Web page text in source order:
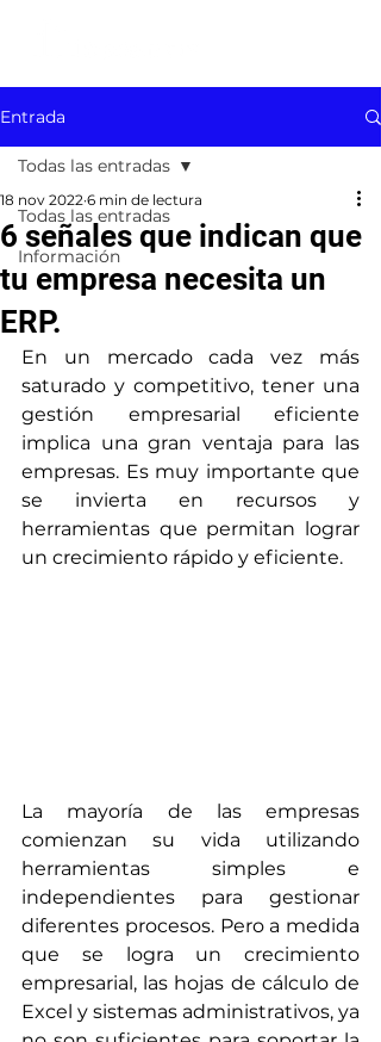
Entrada
Todas las entradas
Información
Todas las entradas
6 señales que indican que
tu empresa necesita un
ERP.
18 nov 2022 6 min de lectura
En un mercado cada vez más
saturado y competitivo, tener una
gestión empresarial eficiente
implica una gran ventaja para las
empresas. Es muy importante que
se invierta en recursos y
herramientas que permitan lograr
un crecimiento rápido y eficiente.
La mayoría de las empresas
comienzan su vida utilizando
herramientas simples e
independientes para gestionar
diferentes procesos. Pero a medida
que se logra un crecimiento
empresarial, las hojas de cálculo de
Excel y sistemas administrativos, ya